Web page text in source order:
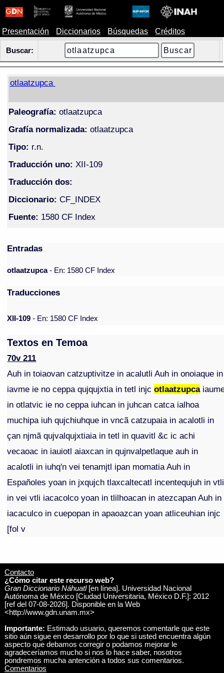
Presentación Diccionarios Búsquedas Créditos
Buscar:
otlaatzupca
Paleografía: otlaatzupca
Grafía normalizada: otlaatzupca
Tipo: r.n.
Traducción uno: XII-109
Traducción dos:
Diccionario: CF_INDEX
Fuente: 1580 CF Index
Entradas
otlaatzupca- En: 1580 CF Index
Traducciones
XII-109 - En: 1580 CF Index
Textos en Temoa
70v 211
Auh in toiaovan catzuptivitze in acalutli Auh in onoiaque in
iavme ie no ceppa qujqujxtia in tetl injcotlaatzupca
in otlatvic ie no ceppa iuhcan in juhcan catca ialhoa
muchipa iuh qujchiuhque in vncã catzupaia in acalotli in
çan njmã qujvalqujxtiaia in tetl in quavitl &c ic achi
vecaoac in iauiotl aiaxcan in qujnvalpetlaque auh in
acalotli in iuhq'n vei tenamjtl ipan momatia Auh in
Españoles yoan in jxqujch tlaxcaltecatl incentequjuh in vtli
in vei vtli iacacolco yoan in tlilhoacan in atezcapan Auh in
iacaculco in cuepopan in apaoazcan yoan atliceuhian injc
[fol v
Contacto
¿Cómo citar este recurso web?
Gran Diccionario Náhuatl[en línea]. Universidad Nacional
Autónoma de México [Ciudad Universitaria, México D.F.]: 2012
[ref del 07-08-2026]. Disponible en la Web
<http://www.gdn.unam.mx>
Importante: Estimado usuario, queremos comentarle que este
sitio aún sigue en desarrollo por lo que si usted encuentra algún
aspecto que debamos corregir o podamos mejorar le
agradeceríamos mucho si nos lo hace saber, nosotros
pondremos mucha antención a todos sus comentarios.
Comentarios